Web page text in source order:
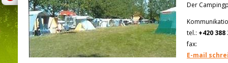
Der
tel.: +420 388
fax:
E-mail